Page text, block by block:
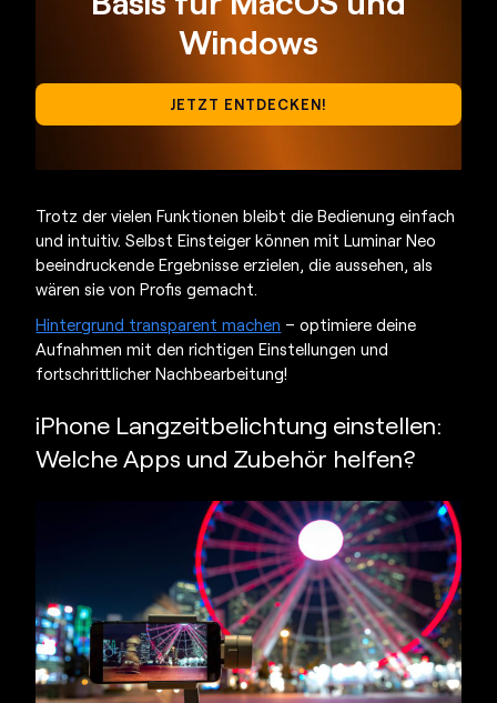
Windows
JETZT ENTDECKEN!
Trotz der vielen Funktionen bleibt die Bedienung einfach
und intuitiv. Selbst Einsteiger können mit Luminar Neo
beeindruckende Ergebnisse erzielen, die aussehen, als
wären sie von Profis gemacht.
Hintergrund transparent machen – optimiere deine
Aufnahmen mit den richtigen Einstellungen und
fortschrittlicher Nachbearbeitung!
iPhone Langzeitbelichtung einstellen:
Welche Apps und Zubehör helfen?